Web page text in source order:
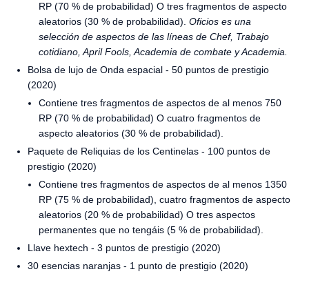
RP (70 % de probabilidad) O tres fragmentos de aspecto
aleatorios (30 % de probabilidad). Oficios es una
selección de aspectos de las líneas de Chef, Trabajo
cotidiano, April Fools, Academia de combate y Academia.
Bolsa de lujo de Onda espacial - 50 puntos de prestigio
(2020)
Contiene tres fragmentos de aspectos de al menos 750
RP (70 % de probabilidad) O cuatro fragmentos de
aspecto aleatorios (30 % de probabilidad).
Paquete de Reliquias de los Centinelas - 100 puntos de
prestigio (2020)
Contiene tres fragmentos de aspectos de al menos 1350
RP (75 % de probabilidad), cuatro fragmentos de aspecto
aleatorios (20 % de probabilidad) O tres aspectos
permanentes que no tengáis (5 % de probabilidad).
Llave hextech - 3 puntos de prestigio (2020)
30 esencias naranjas - 1 punto de prestigio (2020)